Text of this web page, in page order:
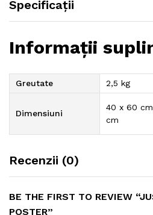
Specificații
Informații
Greutate 2,5 kg
Dimensiuni
40 x 60
cm
Recenzii (0)
BE THE FIRST TO REVIEW
POSTER”